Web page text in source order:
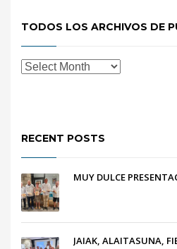
TODOS LOS ARCHIVOS DE
RECENT POSTS
MUY DULCE
JAIAK, ALAITASUNA,